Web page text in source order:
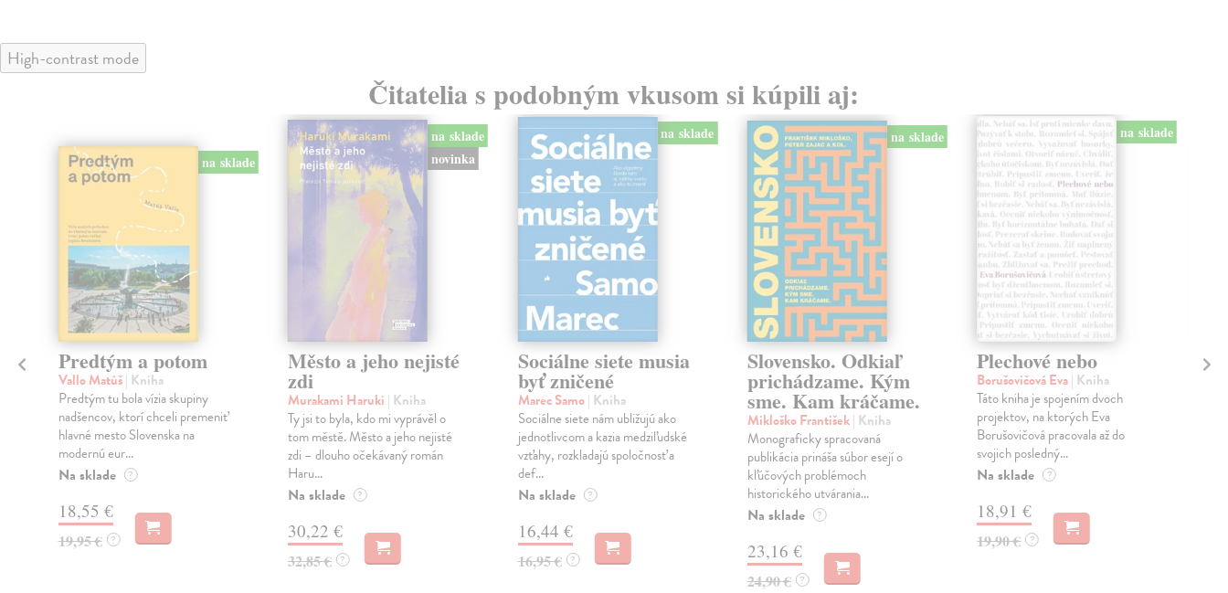
High-contrast mode
Čitatelia s podobným vkusom si kúpili aj:
na sklade
Predtým a potom
Vallo Matúš| Kniha
Predtým tu bola vízia skupiny
nadšencov, ktorí chceli premeniť
hlavné mesto Slovenska na
modernú eur...
Na sklade ?
18,55 €
19,95 € ?
na sklade
novinka
Město a jeho nejisté
zdi
Murakami Haruki | Kniha
Ty jsi to byla, kdo mi vyprávěl o
tom městě. Město a jeho nejisté
zdi – dlouho očekávaný román
Haru...
Na sklade ?
30,22 €
32,85 € ?
na sklade
Sociálne siete musia
byť zničené
Marec Samo| Kniha
Sociálne siete nám ubližujú ako
jednotlivcom a kazia medziľudské
vzťahy, rozkladajú spoločnosť a
def...
Na sklade ?
16,44 €
16,95 € ?
na sklade
Slovensko. Odkiaľ
prichádzame. Kým
sme. Kam kráčame.
Mikloško František| Kniha
Monograficky spracovaná
publikácia prináša súbor esejí o
kľúčových problémoch
historického utvárania...
Na sklade ?
23,16 €
24,90 € ?
na sklade
Plechové nebo
Borušovičová Eva| Kniha
Táto kniha je spojením dvoch
projektov, na ktorých Eva
Borušovičová pracovala až do
svojich posledný...
Na sklade ?
18,91 €
19,90 € ?